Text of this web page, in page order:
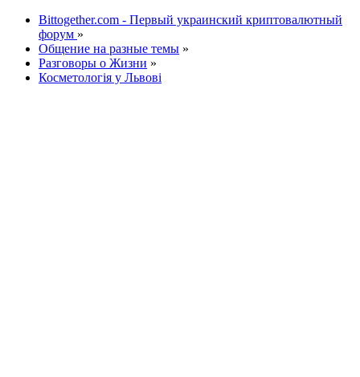
Bittogether.com - Первый украинский криптовалютный
форум »
Общение на разные темы »
Разговоры о Жизни »
Косметологія у Львові